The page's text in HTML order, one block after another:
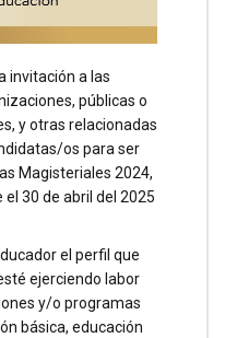
invitación a las
públicas o
y otras relacionadas
os para ser
Magisteriales 2024,
30 de abril del 2025
el perfil que
ejerciendo labor
y/o programas
básica, educación